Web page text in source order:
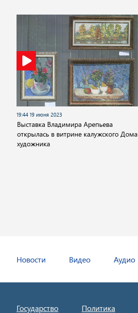
19:44 19 июня 2023
Выставка Владимира Арепьева
открылась в витрине калужского Дома
художника
Новости Видео Аудио
Государство Политика